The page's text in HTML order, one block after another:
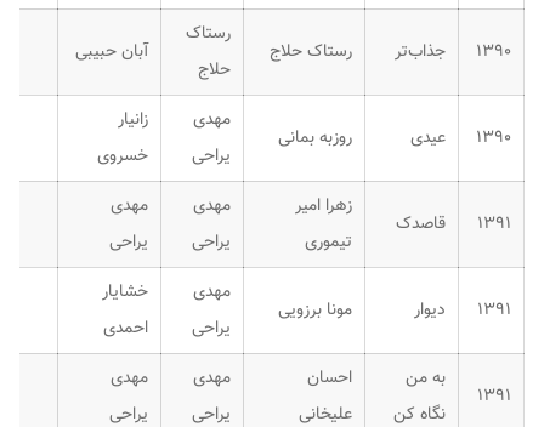
۱۳۹۰ جذاب‌تر رستاک حلاج
رستاک
حلاج
آبان حبیبی
۱۳۹۰ عیدی روزبه بمانی
مهدی
یراحی
زانیار
خسروی
۱۳۹۱ قاصدک
زهرا امیر
تیموری
مهدی
یراحی
مهدی
یراحی
۱۳۹۱ دیوار مونا برزویی
مهدی
یراحی
خشایار
احمدی
۱۳۹۱
به من
نگاه کن
احسان
علیخانی
مهدی
یراحی
مهدی
یراحی